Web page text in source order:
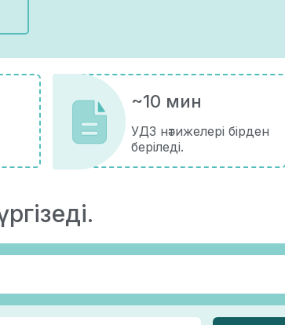
~10 мин
УДЗ нәтижелері бірден
беріледі.